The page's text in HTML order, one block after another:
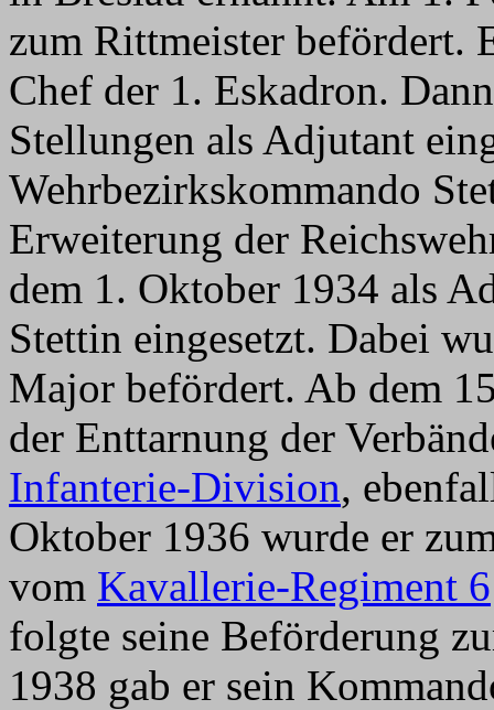
zum Rittmeister befördert.
Chef der 1. Eskadron.
Stellungen als Adjutant
Wehrbezirkskommando
Erweiterung der
dem 1. Oktober 1934 als
Stettin eingesetzt. Dabei
Major befördert. Ab dem
der Enttarnung der
Infanterie-Division,
Oktober 1936 wurde er
vom Kavallerie-Regiment 6
folgte seine Beförderung
1938 gab er sein